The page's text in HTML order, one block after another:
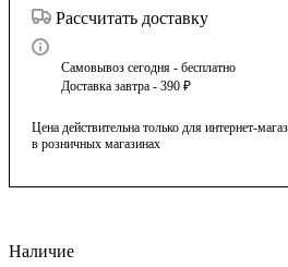
Рассчитать доставку
Самовывоз сегодня - бесплатно
Доставка завтра - 390 ₽
Цена действительна только для интернет-
в розничных магазинах
Наличие